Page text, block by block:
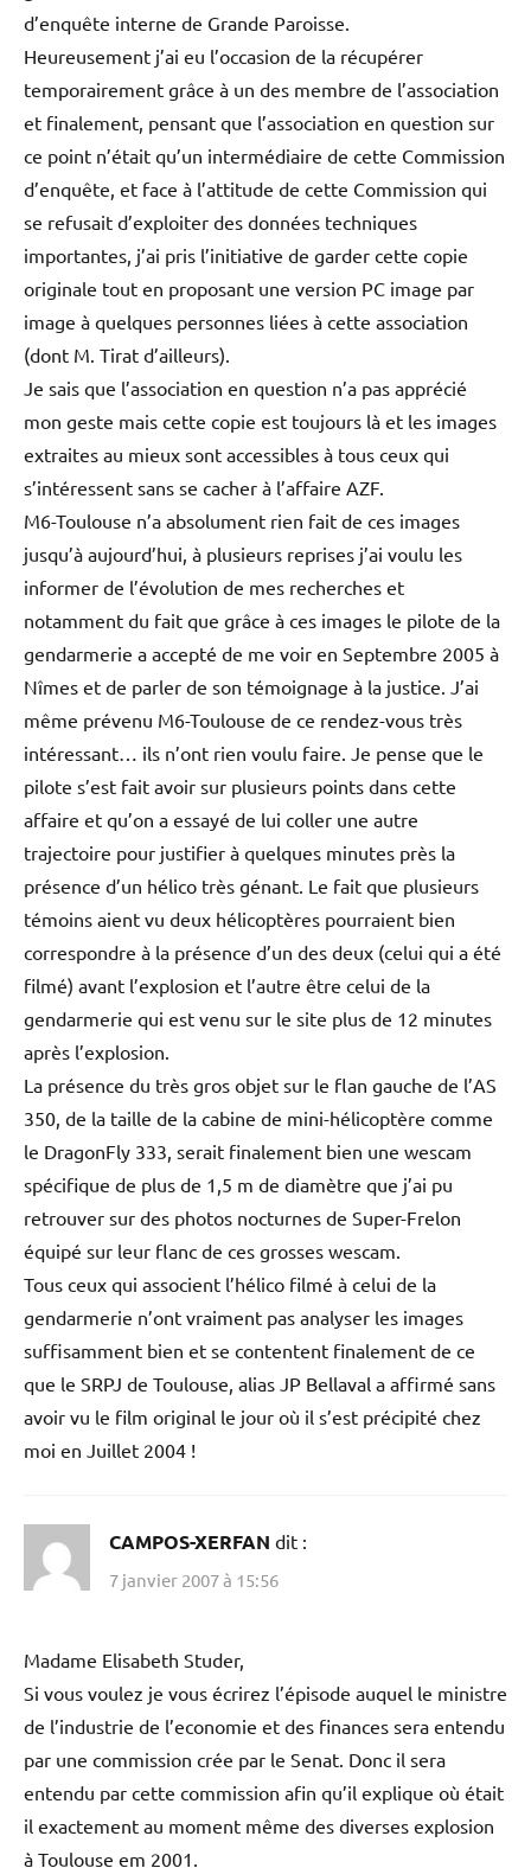
d’enquête interne de Grande Paroisse.
Heureusement j’ai eu l’occasion de la récupérer
temporairement grâce à un des membre de l’association
et finalement, pensant que l’association en question sur
ce point n’était qu’un intermédiaire de cette Commission
d’enquête, et face à l’attitude de cette Commission qui
se refusait d’exploiter des données techniques
importantes, j’ai pris l’initiative de garder cette copie
originale tout en proposant une version PC image par
image à quelques personnes liées à cette association
(dont M. Tirat d’ailleurs).
Je sais que l’association en question n’a pas apprécié
mon geste mais cette copie est toujours là et les images
extraites au mieux sont accessibles à tous ceux qui
s’intéressent sans se cacher à l’affaire AZF.
M6-Toulouse n’a absolument rien fait de ces images
jusqu’à aujourd’hui, à plusieurs reprises j’ai voulu les
informer de l’évolution de mes recherches et
notamment du fait que grâce à ces images le pilote de la
gendarmerie a accepté de me voir en Septembre 2005 à
Nîmes et de parler de son témoignage à la justice. J’ai
même prévenu M6-Toulouse de ce rendez-vous très
intéressant… ils n’ont rien voulu faire. Je pense que le
pilote s’est fait avoir sur plusieurs points dans cette
affaire et qu’on a essayé de lui coller une autre
trajectoire pour justifier à quelques minutes près la
présence d’un hélico très génant. Le fait que plusieurs
témoins aient vu deux hélicoptères pourraient bien
correspondre à la présence d’un des deux (celui qui a été
filmé) avant l’explosion et l’autre être celui de la
gendarmerie qui est venu sur le site plus de 12 minutes
après l’explosion.
La présence du très gros objet sur le flan gauche de l’AS
350, de la taille de la cabine de mini-hélicoptère comme
le DragonFly 333, serait finalement bien une wescam
spécifique de plus de 1,5 m de diamètre que j’ai pu
retrouver sur des photos nocturnes de Super-Frelon
équipé sur leur flanc de ces grosses wescam.
Tous ceux qui associent l’hélico filmé à celui de la
gendarmerie n’ont vraiment pas analyser les images
suffisamment bien et se contentent finalement de ce
que le SRPJ de Toulouse, alias JP Bellaval a affirmé sans
avoir vu le film original le jour où il s’est précipité chez
moi en Juillet 2004 !
CAMPOS-XERFAN dit :
7 janvier 2007 à 15:56
Madame Elisabeth Studer,
Si vous voulez je vous écrirez l’épisode auquel le ministre
de l’industrie de l’economie et des finances sera entendu
par une commission crée par le Senat. Donc il sera
entendu par cette commission afin qu’il explique où était
il exactement au moment même des diverses explosion
à Toulouse em 2001.